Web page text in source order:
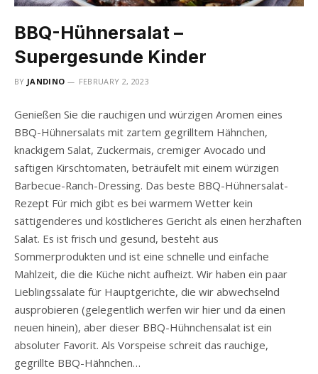
BBQ-Hühnersalat –
Supergesunde Kinder
BY JANDINO FEBRUARY 2, 2023
Genießen Sie die rauchigen und würzigen Aromen eines
BBQ-Hühnersalats mit zartem gegrilltem Hähnchen,
knackigem Salat, Zuckermais, cremiger Avocado und
saftigen Kirschtomaten, beträufelt mit einem würzigen
Barbecue-Ranch-Dressing. Das beste BBQ-Hühnersalat-
Rezept Für mich gibt es bei warmem Wetter kein
sättigenderes und köstlicheres Gericht als einen herzhaften
Salat. Es ist frisch und gesund, besteht aus
Sommerprodukten und ist eine schnelle und einfache
Mahlzeit, die die Küche nicht aufheizt. Wir haben ein paar
Lieblingssalate für Hauptgerichte, die wir abwechselnd
ausprobieren (gelegentlich werfen wir hier und da einen
neuen hinein), aber dieser BBQ-Hühnchensalat ist ein
absoluter Favorit. Als Vorspeise schreit das rauchige,
gegrillte BBQ-Hähnchen…